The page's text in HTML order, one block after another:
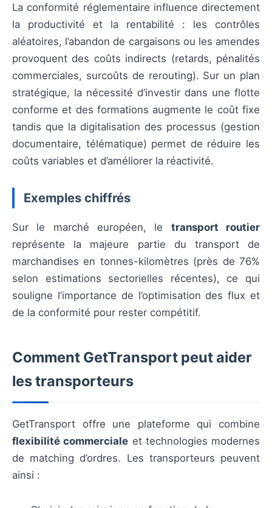
La conformité réglementaire influence directement
la productivité et la rentabilité : les contrôles
aléatoires, l’abandon de cargaisons ou les amendes
provoquent des coûts indirects (retards, pénalités
commerciales, surcoûts de rerouting). Sur un plan
stratégique, la nécessité d’investir dans une flotte
conforme et des formations augmente le coût fixe
tandis que la digitalisation des processus (gestion
documentaire, télématique) permet de réduire les
coûts variables et d’améliorer la réactivité.
Exemples chiffrés
Sur le marché européen, le transport routier
représente la majeure partie du transport de
marchandises en tonnes-kilomètres (près de 76%
selon estimations sectorielles récentes), ce qui
souligne l’importance de l’optimisation des flux et
de la conformité pour rester compétitif.
Comment GetTransport peut aider
les transporteurs
GetTransport offre une plateforme qui combine
flexibilité commerciale et technologies modernes
de matching d’ordres. Les transporteurs peuvent
ainsi :